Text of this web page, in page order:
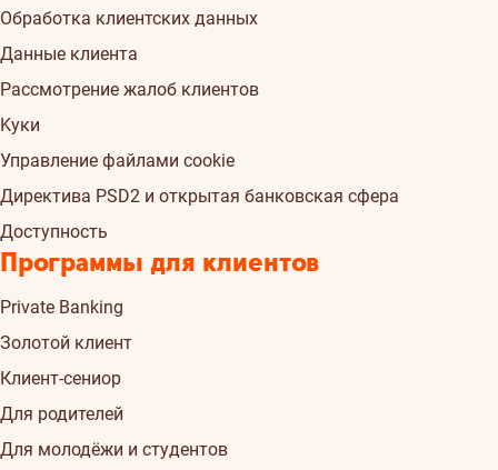
Обработка клиентских данных
Данные клиента
Рассмотрение жалоб клиентов
Kуки
Управление файлами cookie
Директива PSD2 и открытая банковская сфера
Доступность
Программы для клиентов
Private Banking
Золотой клиент
Клиент-сениор
Для родителей
Для молодёжи и студентов